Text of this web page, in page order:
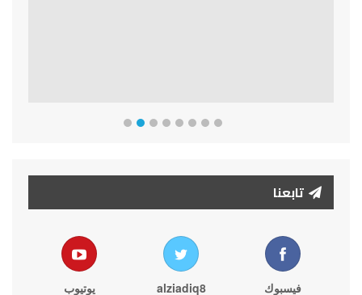
تابعنا
فيسبوك alziadiq8 يوتيوب